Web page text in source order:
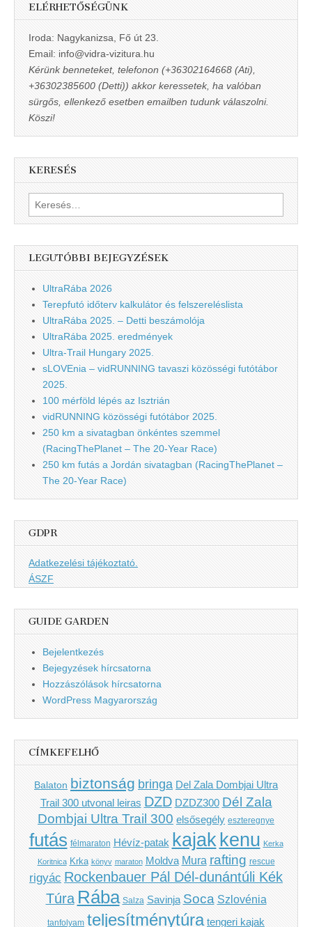
ELÉRHETŐSÉGÜNK
Iroda: Nagykanizsa, Fő út 23.
Email: info@vidra-vizitura.hu
Kérünk benneteket, telefonon (+36302164668 (Ati),
+36302385600 (Detti)) akkor keressetek, ha valóban
sürgős, ellenkező esetben emailben tudunk válaszolni.
Köszi!
KERESÉS
Keresés:
LEGUTÓBBI BEJEGYZÉSEK
UltraRába 2026
Terepfutó időterv kalkulátor és felszereléslista
UltraRába 2025. – Detti beszámolója
UltraRába 2025. eredmények
Ultra-Trail Hungary 2025.
sLOVEnia – vidRUNNING tavaszi közösségi futótábor
2025.
100 mérföld lépés az Isztrián
vidRUNNING közösségi futótábor 2025.
250 km a sivatagban önkéntes szemmel
(RacingThePlanet – The 20-Year Race)
250 km futás a Jordán sivatagban (RacingThePlanet –
The 20-Year Race)
GDPR
Adatkezelési tájékoztató.
ÁSZF
GUIDE GARDEN
Bejelentkezés
Bejegyzések hírcsatorna
Hozzászólások hírcsatorna
WordPress Magyarország
CÍMKEFELHŐ
Balaton biztonság bringa Del Zala Dombjai Ultra
Trail 300 utvonal leiras DZD DZDZ300 Dél Zala
Dombjai Ultra Trail 300 elsősegély eszteregnye
futás félmaraton Hévíz-patak kajakkenu Kerka
Koritnica Krka könyv maraton Moldva Mura rafting rescue
rigyác Rockenbauer Pál Dél-dunántúli Kék
Túra Rába Salza Savinja Soca Szlovénia
tanfolyam teljesítménytúra tengeri kajak